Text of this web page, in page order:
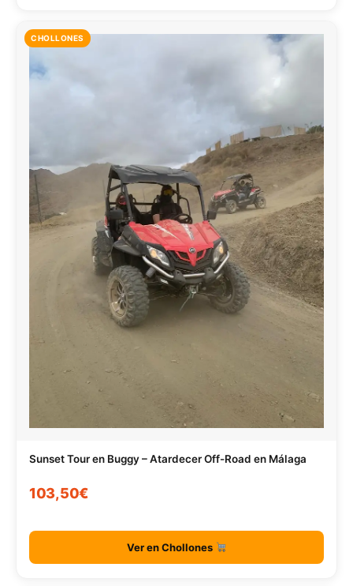
CHOLLONES
Sunset Tour en Buggy – Atardecer Off-Road en Málaga
103,50€
Ver en Chollones